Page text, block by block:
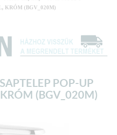
KRÓM (BGV_020M)
POP-UP
(BGV_020M)